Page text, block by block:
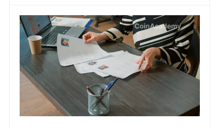
Offres d’emploi web3 crypto de la semaine du 29